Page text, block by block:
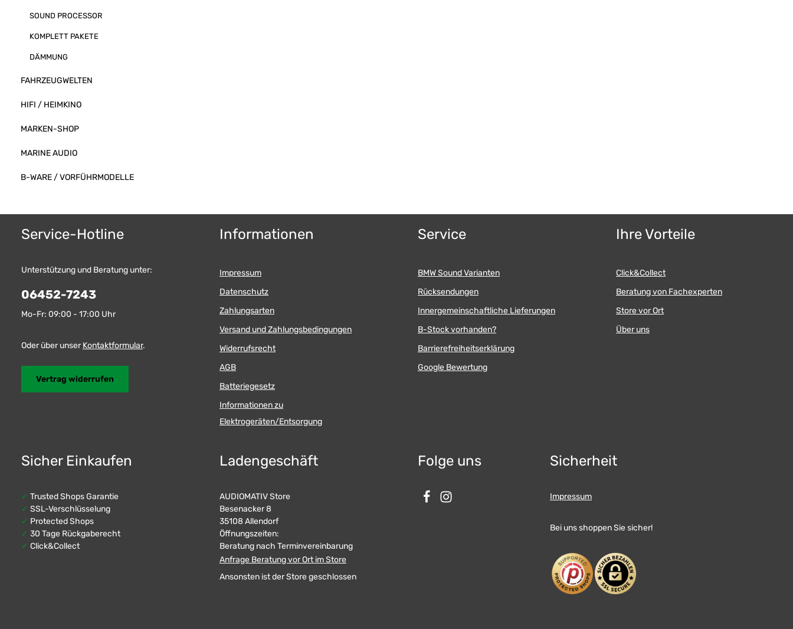
SOUND PROCESSOR
KOMPLETT PAKETE
DÄMMUNG
FAHRZEUGWELTEN
HIFI / HEIMKINO
MARKEN-SHOP
MARINE AUDIO
B-WARE / VORFÜHRMODELLE
Service-Hotline
Unterstützung und Beratung unter:
06452-7243
Mo-Fr: 09:00 - 17:00 Uhr
Oder über unserKontaktformular.
Vertrag widerrufen
Informationen
Impressum
Datenschutz
Zahlungsarten
Versand und Zahlungsbedingungen
Widerrufsrecht
AGB
Batteriegesetz
Informationen zu
Elektrogeräten/Entsorgung
Service
BMW Sound Varianten
Rücksendungen
Innergemeinschaftliche Lieferungen
B-Stock vorhanden?
Barrierefreiheitserklärung
Google Bewertung
Ihre Vorteile
Click&Collect
Beratung von Fachexperten
Store vor Ort
Über uns
Sicher Einkaufen
✓ Trusted Shops Garantie
✓ SSL-Verschlüsselung
✓ Protected Shops
✓ 30 Tage Rückgaberecht
✓ Click&Collect
Ladengeschäft
AUDIOMATIV Store
Besenacker 8
35108 Allendorf
Öffnungszeiten:
Beratung nach Terminvereinbarung
Anfrage Beratung vor Ort im Store
Ansonsten ist der Store geschlossen
Folge uns Sicherheit
Impressum
Bei uns shoppen Sie sicher!